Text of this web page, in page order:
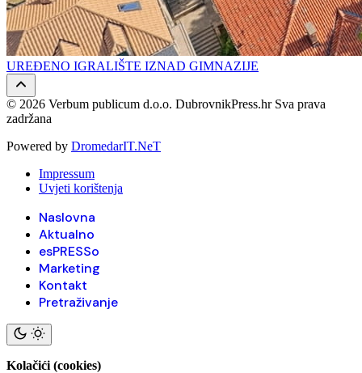
UREĐENO IGRALIŠTE IZNAD GIMNAZIJE
© 2026 Verbum publicum d.o.o. DubrovnikPress.hr Sva prava
zadržana
Powered by DromedarIT.NeT
Impressum
Uvjeti korištenja
Naslovna
Aktualno
esPRESSo
Marketing
Kontakt
Pretraživanje
Kolačići (cookies)